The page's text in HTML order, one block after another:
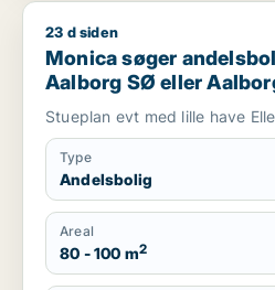
Monica søger andelsbolig i
23 d siden
Monica søger
Aalborg SØ eller
Stueplan evt med lille have
Type
Andelsbolig
Areal
80 - 100 m2